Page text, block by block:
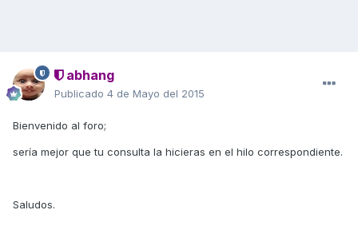
abhang
Publicado 4 de Mayo del 2015
Bienvenido al foro;
sería mejor que tu consulta la hicieras en el hilo correspondiente.
Saludos.